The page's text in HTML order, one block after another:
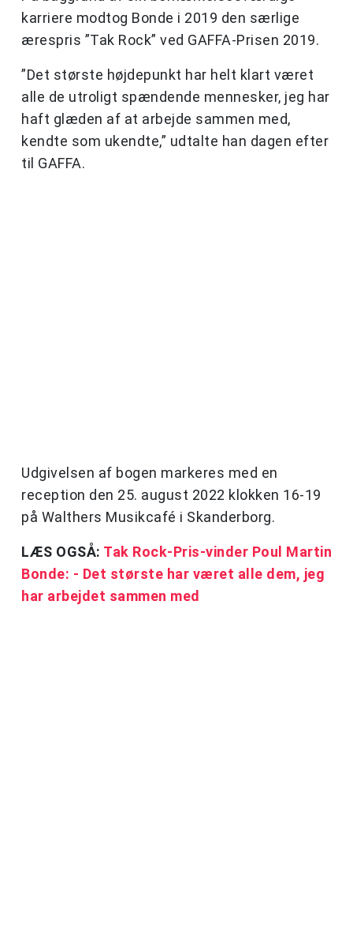
karriere modtog Bonde i 2019 den særlige
ærespris ”Tak Rock” ved GAFFA-Prisen 2019.
”Det største højdepunkt har helt klart været
alle de utroligt spændende mennesker, jeg har
haft glæden af at arbejde sammen med,
kendte som ukendte,” udtalte han dagen efter
til GAFFA.
Udgivelsen af bogen markeres med en
reception den 25. august 2022 klokken 16-19
på Walthers Musikcafé i Skanderborg.
LÆS OGSÅ: Tak Rock-Pris-vinder Poul Martin
Bonde: - Det største har været alle dem, jeg
har arbejdet sammen med